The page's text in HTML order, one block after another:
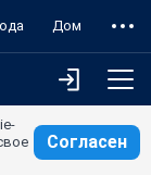
Дом
Согласен